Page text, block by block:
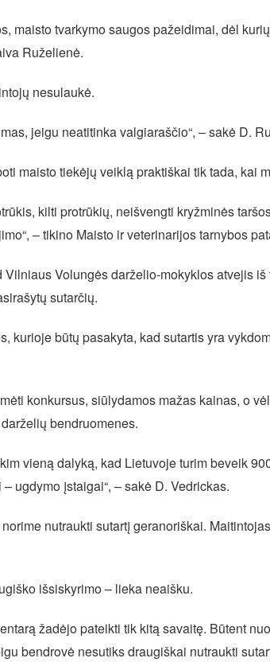
maisto tvarkymo saugos pažeidimai, dėl
Ruželienė.
nesulaukė.
jeigu neatitinka valgiaraščio“, – sakė D.
maisto tiekėjų veiklą praktiškai tik tada, kai
kilti protrūkių, neišvengti kryžminės
– tikino Maisto ir veterinarijos tarnybos
Volungės darželio-mokyklos atvejis
sutarčių.
kurioje būtų pasakyta, kad sutartis yra
konkursus, siūlydamos mažas kainas, o
bendruomenes.
vieną dalyką, kad Lietuvoje turim beveik
ugdymo įstaigai“, – sakė D. Vedrickas.
nutraukti sutartį geranoriškai.
išsiskyrimo – lieka neaišku.
žadėjo pateikti tik kitą savaitę. Būtent
bendrovė nesutiks draugiškai nutraukti